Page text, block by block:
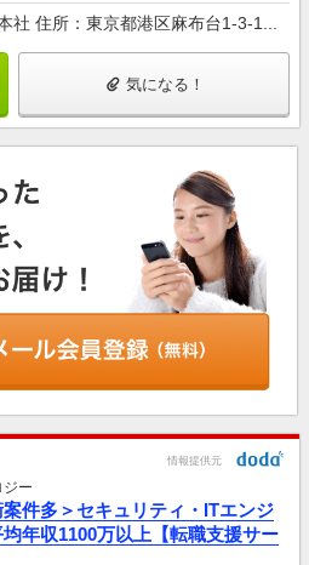
社 住所：東京都港区麻布台1-3-1...
気になる！
情報提供元
ー
件多＞セキュリティ・ITエンジ
年収1100万以上【転職支援サー